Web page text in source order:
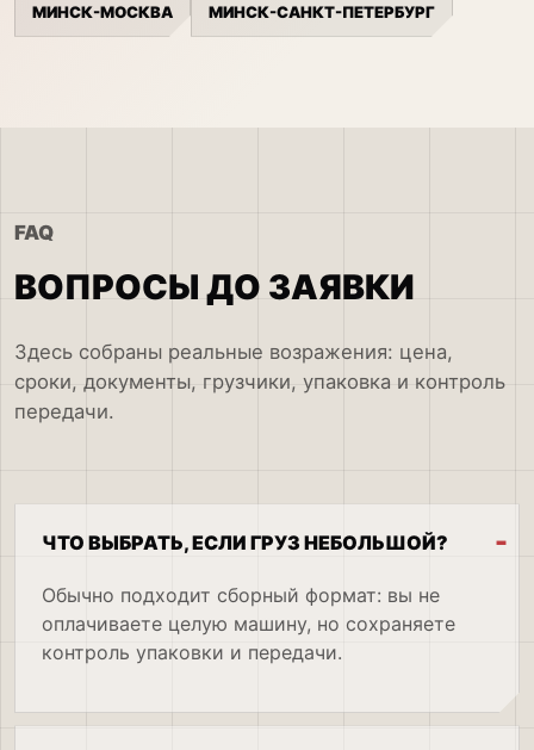
МИНСК-МОСКВА МИНСК-САНКТ-ПЕТЕРБУРГ
FAQ
ВОПРОСЫ ДО ЗАЯВКИ
Здесь собраны реальные возражения: цена,
сроки, документы, грузчики, упаковка и контроль
передачи.
ЧТО ВЫБРАТЬ, ЕСЛИ ГРУЗ НЕБОЛЬШОЙ?
Обычно подходит сборный формат: вы не
оплачиваете целую машину, но сохраняете
контроль упаковки и передачи.